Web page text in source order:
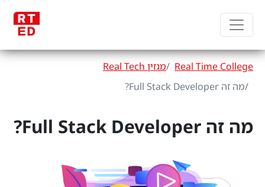
Real Time College
מגזין Real Tech
מה זה Full Stack Developer?
מה זה Full Stack Developer?